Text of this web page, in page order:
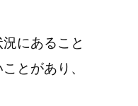
にあること
とがあり、